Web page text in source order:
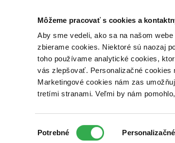
Môžeme pracovať s cookies a
Aby sme vedeli, ako sa na našom
zbierame cookies. Niektoré sú naozaj
toho používame analytické cookies,
vás zlepšovať. Personalizačné cookies
Marketingové cookies nám zas
tretími stranami. Veľmi by nám
súhlasu
Potrebné Personalizačné
Poukážky Kontakt